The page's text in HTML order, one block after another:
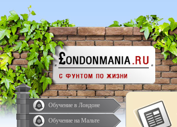
Обучение в Лондоне
Обучение на Мальте